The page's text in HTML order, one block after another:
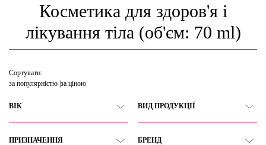
Косметика для здоров'я і
лікування тіла (об'єм: 70 ml)
Сортувати:
за популярністю за ціною
ВІК ВИД ПРОДУКЦІЇ
ПРИЗНАЧЕННЯ БРЕНД